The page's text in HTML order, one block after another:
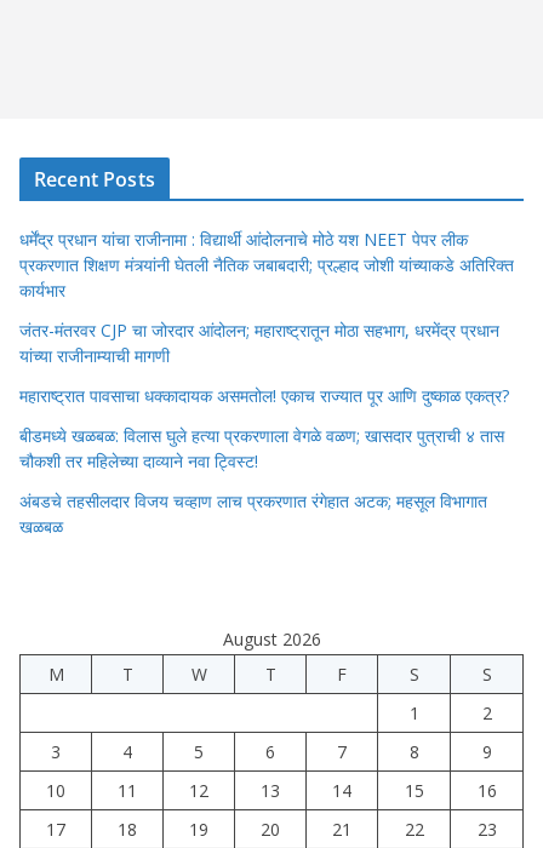
Recent Posts
धर्मेंद्र प्रधान यांचा राजीनामा : विद्यार्थी आंदोलनाचे मोठे यश NEET पेपर लीक
प्रकरणात शिक्षण मंत्र्यांनी घेतली नैतिक जबाबदारी; प्रल्हाद जोशी यांच्याकडे अतिरिक्त
कार्यभार
जंतर-मंतरवर CJP चा जोरदार आंदोलन; महाराष्ट्रातून मोठा सहभाग, धरमेंद्र प्रधान
यांच्या राजीनाम्याची मागणी
महाराष्ट्रात पावसाचा धक्कादायक असमतोल! एकाच राज्यात पूर आणि दुष्काळ एकत्र?
बीडमध्ये खळबळ: विलास घुले हत्या प्रकरणाला वेगळे वळण; खासदार पुत्राची ४ तास
चौकशी तर महिलेच्या दाव्याने नवा ट्विस्ट!
अंबडचे तहसीलदार विजय चव्हाण लाच प्रकरणात रंगेहात अटक; महसूल विभागात
खळबळ
August 2026
M
T W T F S
S
1
2
3
4 5 6 7 8
9
10
11 12 13 14 15
16
17
18 19 20 21 22
23